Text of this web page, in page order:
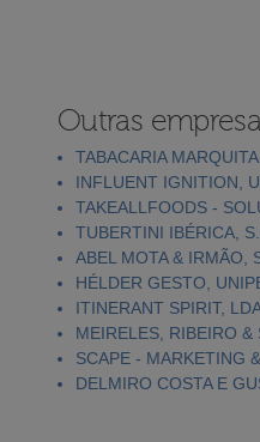
Outras
TABACARIA
INFLUENT IGNITION,
TAKEALLFOODS -
TUBERTINI IBÉRICA,
ABEL MOTA & IRMÃO,
HÉLDER GESTO,
ITINERANT SPIRIT,
MEIRELES, RIBEIRO &
SCAPE - MARKETING
DELMIRO COSTA E